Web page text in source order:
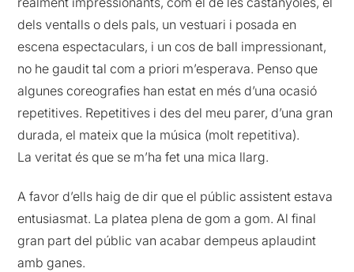
dels ventalls o dels pals, un vestuari i posada en
escena espectaculars, i un cos de ball impressionant,
no he gaudit tal com a priori m’esperava. Penso que
algunes coreografies han estat en més d’una ocasió
repetitives. Repetitives i des del meu parer, d’una gran
durada, el mateix que la música (molt repetitiva).
La veritat és que se m’ha fet una mica llarg.
A favor d’ells haig de dir que el públic assistent estava
entusiasmat. La platea plena de gom a gom. Al final
gran part del públic van acabar dempeus aplaudint
amb ganes.